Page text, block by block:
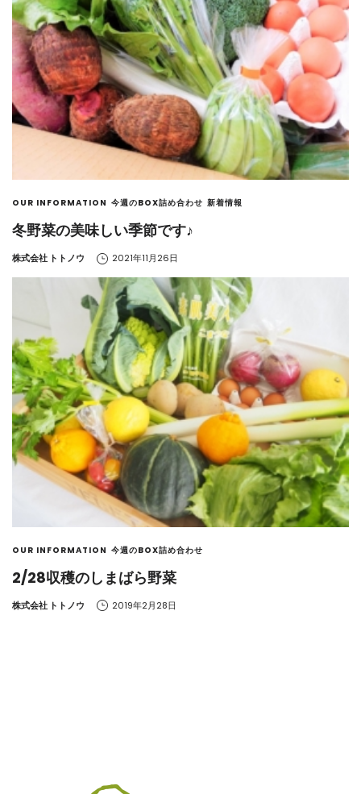
OUR INFORMATION 今週のBOX詰め合わせ 新着情報
冬野菜の美味しい季節です♪
by
株式会社 トトノウ 2021年11月26日
OUR INFORMATION 今週のBOX詰め合わせ
2/28収穫のしまばら野菜
by
株式会社 トトノウ 2019年2月28日